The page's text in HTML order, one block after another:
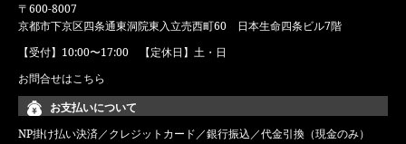
〒600-8007
京都市下京区四条通東洞院東入立売西町60 日本生命四条ビル7階
【受付】10:00〜17:00 【定休日】土・日
お問合せはこちら
お支払いについて
NP掛け払い決済／クレジットカード／銀行振込／代金引換（現金のみ）